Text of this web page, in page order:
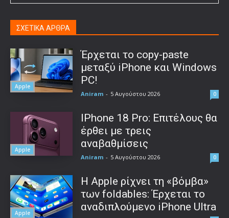
ΣΧΕΤΙΚΑ ΑΡΘΡΑ
Apple
Έρχεται το copy-paste
μεταξύ iPhone και Windows
PC!
Aniram - 5 Αυγούστου 2026 0
Apple
IPhone 18 Pro: Επιτέλους θα
έρθει με τρεις
αναβαθμίσεις
Aniram - 5 Αυγούστου 2026 0
Apple
Η Apple ρίχνει τη «βόμβα»
των foldables: Έρχεται το
αναδιπλούμενο iPhone Ultra